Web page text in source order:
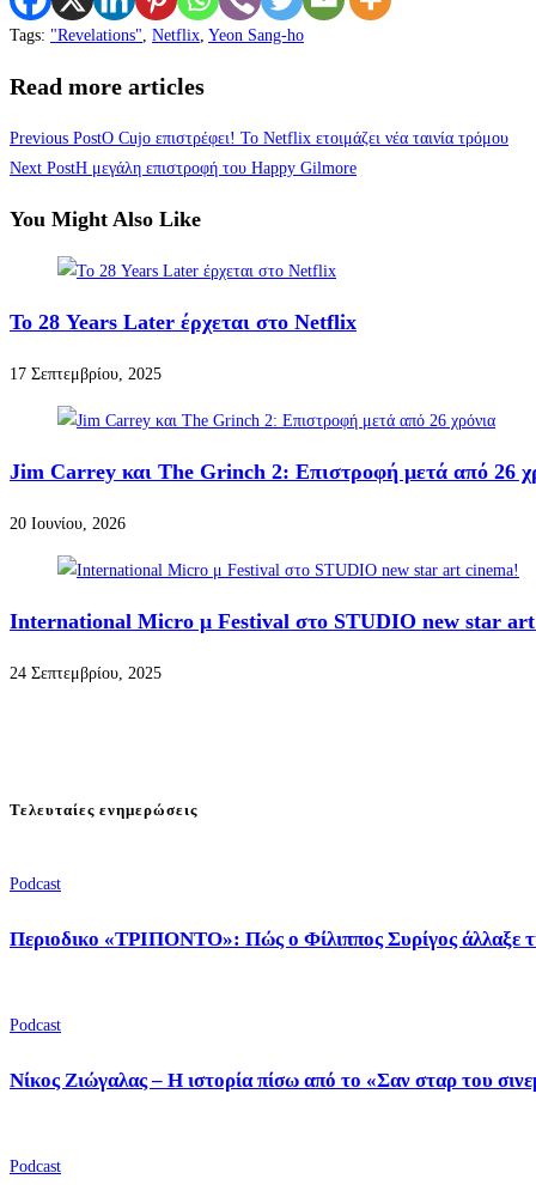
Tags: "Revelations" Netflix Yeon Sang-ho
Read more articles
Previous PostΟ Cujo επιστρέφει! Το Netflix ετοιμάζει νέα ταινία τρόμου
Next PostΗ μεγάλη επιστροφή του Happy Gilmore
You Might Also Like
Το 28 Years Later έρχεται στο Netflix
17 Σεπτεμβρίου, 2025
Jim Carrey και The Grinch 2: Επιστροφή μετά από 26
20 Ιουνίου, 2026
International Micro μ Festival στο STUDIO new star
24 Σεπτεμβρίου, 2025
Τελευταίες ενημερώσεις
Podcast
Περιοδικο «ΤΡΙΠΟΝΤΟ»: Πώς ο Φίλιππος Συρίγος άλλαξε
Podcast
Νίκος Ζιώγαλας – Η ιστορία πίσω από το «Σαν σταρ του
Podcast